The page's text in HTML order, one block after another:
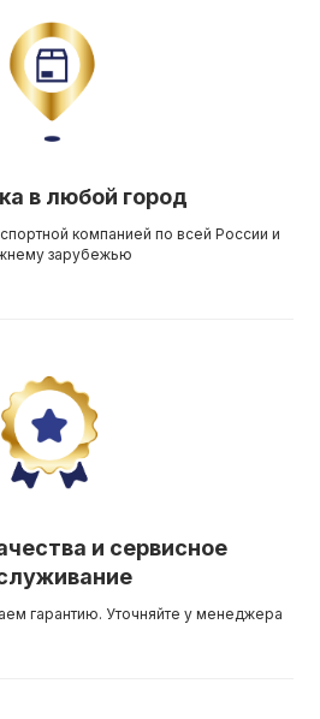
в любой город
компанией по всей России и
зарубежью
и сервисное
гарантию. Уточняйте у менеджера